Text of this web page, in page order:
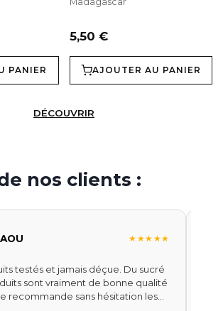
PANIER
5,50 €
AJOUTER AU PANIER
DÉCOUVRIR
nos clients :
★★★★★
testés et jamais déçue. Du sucré
sont vraiment de bonne qualité
recommande sans hésitation les